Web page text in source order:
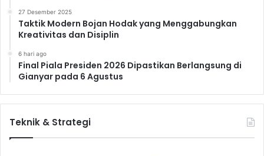
27 Desember 2025
Taktik Modern Bojan Hodak yang Menggabungkan
Kreativitas dan Disiplin
6 hari ago
Final Piala Presiden 2026 Dipastikan Berlangsung di
Gianyar pada 6 Agustus
Teknik & Strategi